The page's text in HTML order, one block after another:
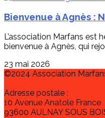
Bienvenue à Agnès :
L’association Marfans est
bienvenue à Agnès, qui
23 mai 2026
©2024 Association
Adresse postale :
10 Avenue Anatole France
93600 AULNAY SOUS